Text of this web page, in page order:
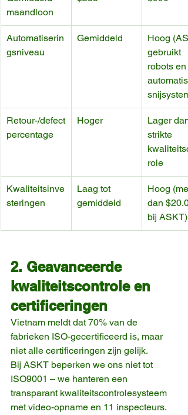
maandloon
Automatiserin
gsniveau
Gemiddeld
Hoog
gebruikt
robots en
Retour-/defect
percentage
Hoger
Lager
strikte
role
Kwaliteitsinve
steringen
Laag tot
gemiddeld
Hoog
dan
bij ASKT)
2. Geavanceerde
kwaliteitscontrole en
certificeringen
Vietnam meldt dat 70% van de
fabrieken ISO-gecertificeerd is, maar
niet alle certificeringen zijn gelijk.
Bij ASKT beperken we ons niet tot
ISO9001 – we hanteren een
transparant kwaliteitscontrolesysteem
met video-opname en 11 inspecteurs.